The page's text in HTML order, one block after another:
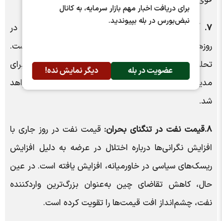
برای دریافت اخبار مهم بازار سرمایه، به کانال
نبض‌بورس در بله بپیوندید.
عضویت در بله دیگر نمایش نده!
۷. آیا دلار به دنیای کاهش قیمت‌ها قدم می‌گذارد؟
در
روز‌های اخیر، بازار ارز شاهد افزایش قیمت‌ها بوده است.
تحلیل‌گران پیش‌بینی می‌کنند که ورود پرقدرت بازارساز برای
مدیریت قیمت‌ها، به شکل‌گیری روند نزولی منجر خواهد
شد.
۸.قیمت نفت در تنگنای بحران:
قیمت نفت در روز جاری با
افزایش نگرانی‌ها درباره اختلال در عرضه به دلیل افزایش
ریسک‌های سیاسی در خاورمیانه، افزایش یافته است. در عین
حال، کاهش تقاضای چین به‌عنوان بزرگ‌ترین واردکننده
نفت، چشم‌انداز افت قیمت‌ها را تقویت کرده است.